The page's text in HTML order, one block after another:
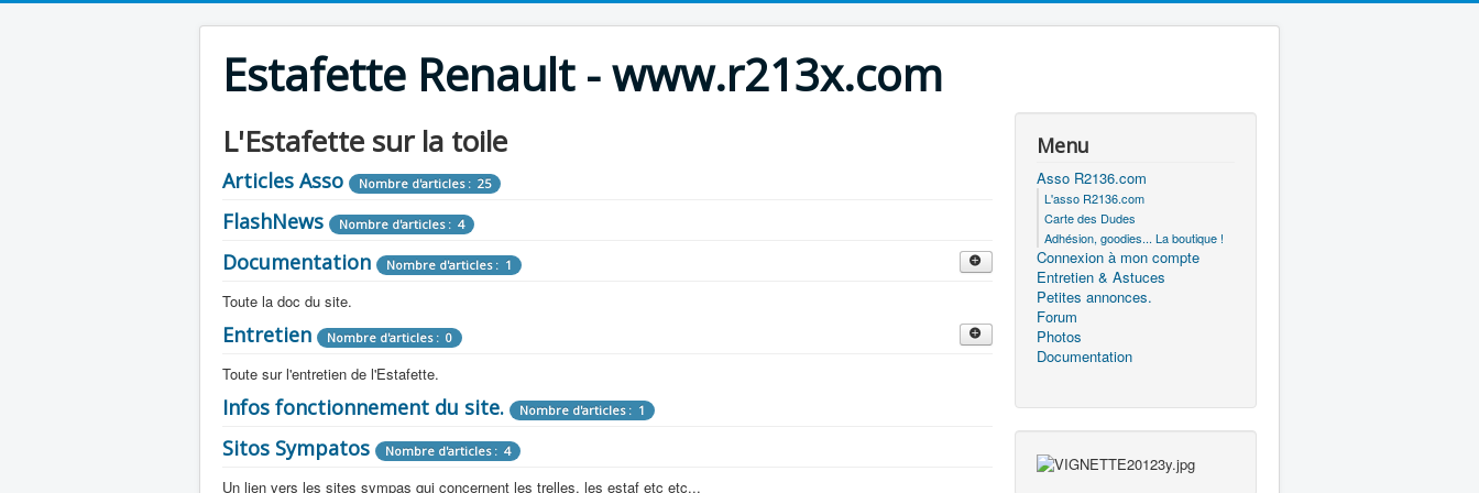
Estafette Renault - www.r213x.com
L'Estafette sur la toile
Articles Asso Nombre d'articles : 25
FlashNews Nombre d'articles : 4
Documentation Nombre d'articles : 1
Toute la doc du site.
Revue de Presse Nombre d'articles : 9
Tous les articles que l'on a vu sur l'estafette !
Camping Car Nombre d'articles : 3
Toute la doc sur les camping cars ou aménagements d'époque.
Documentation Nombre d'articles : 13
Entretien Nombre d'articles : 0
Toute sur l'entretien de l'Estafette.
Mécanique Nombre d'articles : 0
Moteur Nombre d'articles : 14
Electricité Nombre d'articles : 0
Infos fonctionnement du site. Nombre d'articles : 1
Sitos Sympatos Nombre d'articles : 4
Un lien vers les sites sympas qui concernent les trelles, les estaf etc etc...
Menu
Asso R2136.com
L'asso R2136.com
Carte des Dudes
Adhésion, goodies... La boutique !
Connexion à mon compte
Entretien & Astuces
Petites annonces.
Forum
Photos
Documentation